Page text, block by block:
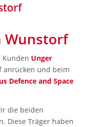
Wunstorf
Unger
und beim
Defence and Space
die beiden
Diese Träger haben